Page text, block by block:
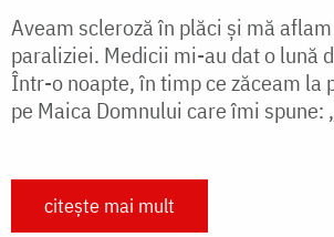
Aveam scleroză în plăci şi mă
paraliziei. Medicii mi-au dat o lună
Într-o noapte, în timp ce zăceam la
pe Maica Domnului care îmi spune:
citește mai mult